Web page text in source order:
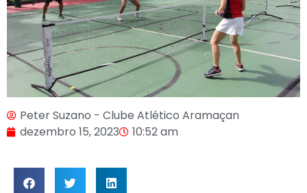
Peter Suzano - Clube Atlético Aramaçan
dezembro 15, 2023
10:52 am